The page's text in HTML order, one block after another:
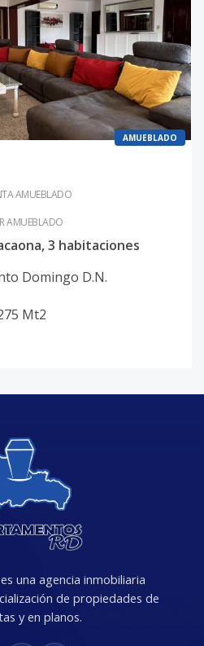
AMUEBLADO
AMUEBLADO
AMUEBLADO
3 habitaciones
Domingo D.N.
Mt2
una agencia inmobiliaria
de propiedades de
y en planos.